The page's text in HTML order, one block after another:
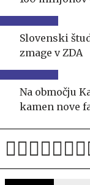
Slovenski
zmage v ZDA
Na območju
kamen nove